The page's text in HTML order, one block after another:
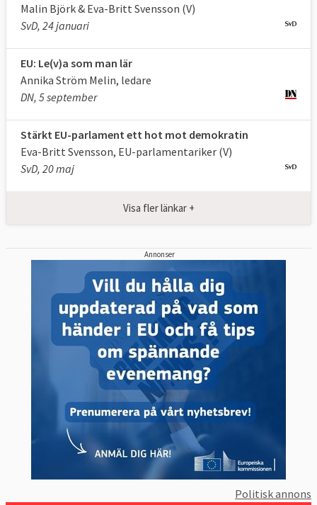
Malin Björk & Eva-Britt Svensson (V)
SvD, 24 januari
EU: Le(v)a som man lär
Annika Ström Melin, ledare
DN, 5 september
Stärkt EU-parlament ett hot mot demokratin
Eva-Britt Svensson, EU-parlamentariker (V)
SvD, 20 maj
Visa fler länkar +
Annonser
Politisk annons